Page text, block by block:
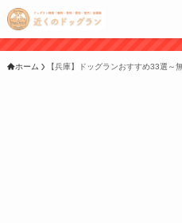
ホーム 【兵庫】ドッグランおすすめ33選～